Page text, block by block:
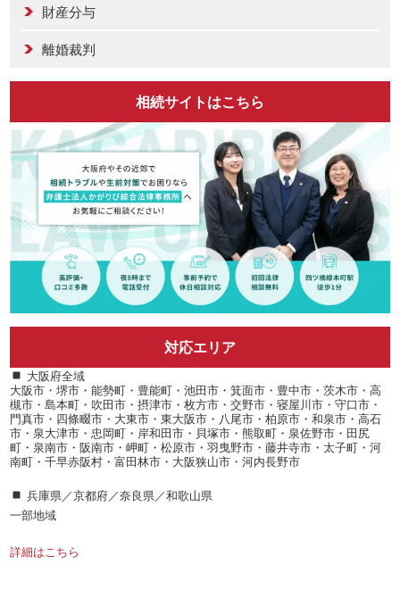
財産分与
離婚裁判
相続サイトはこちら
対応エリア
大阪府全域
大阪市・堺市・能勢町・豊能町・池田市・箕面市・豊中市・茨木市・高
槻市・島本町・吹田市・摂津市・枚方市・交野市・寝屋川市・守口市・
門真市・四條畷市・大東市・東大阪市・八尾市・柏原市・和泉市・高石
市・泉大津市・忠岡町・岸和田市・貝塚市・熊取町・泉佐野市・田尻
町・泉南市・阪南市・岬町・松原市・羽曳野市・藤井寺市・太子町・河
南町・千早赤阪村・富田林市・大阪狭山市・河内長野市
兵庫県／京都府／奈良県／和歌山県
一部地域
詳細はこちら